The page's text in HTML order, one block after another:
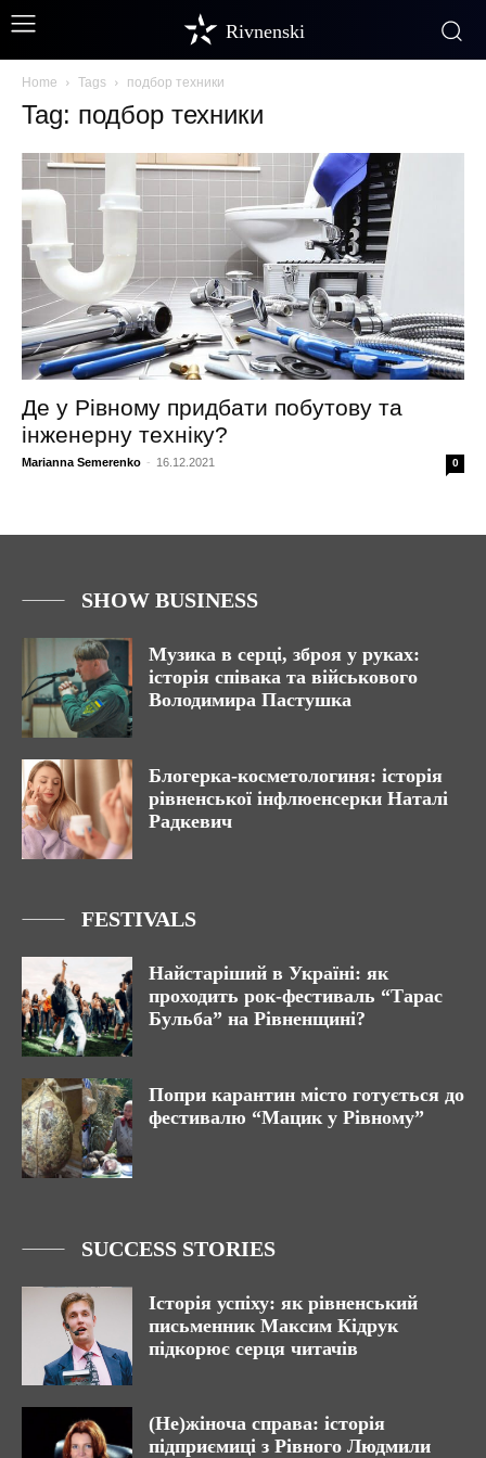
Rivnenski
Home Tags подбор техники
Tag: подбор техники
Де у Рівному придбати побутову та
інженерну техніку?
Marianna Semerenko - 16.12.2021 0
SHOW BUSINESS
Музика в серці, зброя у руках:
історія співака та військового
Володимира Пастушка
Блогерка-косметологиня: історія
рівненської інфлюенсерки Наталі
Радкевич
FESTIVALS
Найстаріший в Україні: як
проходить рок-фестиваль “Тарас
Бульба” на Рівненщині?
Попри карантин місто готується до
фестивалю “Мацик у Рівному”
SUCCESS STORIES
Історія успіху: як рівненський
письменник Максим Кідрук
підкорює серця читачів
(Не)жіноча справа: історія
підприємиці з Рівного Людмили